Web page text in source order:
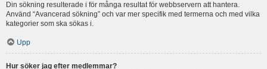
Din sökning resulterade i för många resultat för webbservern att hantera.
Använd “Avancerad sökning” och var mer specifik med termerna och med vilka
kategorier som ska sökas i.
Upp
Hur söker jag efter medlemmar?